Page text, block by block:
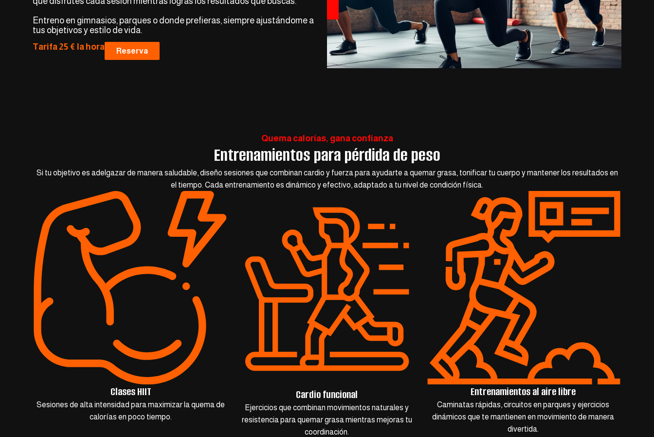
Entreno en gimnasios, parques o donde prefieras, siempre ajustándome a
tus objetivos y estilo de vida.
Tarifa 25 € la hora
Reserva
Quema calorías, gana confianza
Entrenamientos para pérdida de peso
Si tu objetivo es adelgazar de manera saludable, diseño sesiones que combinan cardio y fuerza para ayudarte a quemar grasa, tonificar tu cuerpo y mantener los resultados en
el tiempo. Cada entrenamiento es dinámico y efectivo, adaptado a tu nivel de condición física.
Clases HIIT
Sesiones de alta intensidad para maximizar la quema de
calorías en poco tiempo.
Cardio funcional
Ejercicios que combinan movimientos naturales y
resistencia para quemar grasa mientras mejoras tu
coordinación.
Entrenamientos al aire libre
Caminatas rápidas, circuitos en parques y ejercicios
dinámicos que te mantienen en movimiento de manera
divertida.